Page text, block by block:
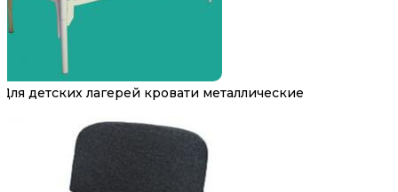
Для детских лагерей кровати металлические